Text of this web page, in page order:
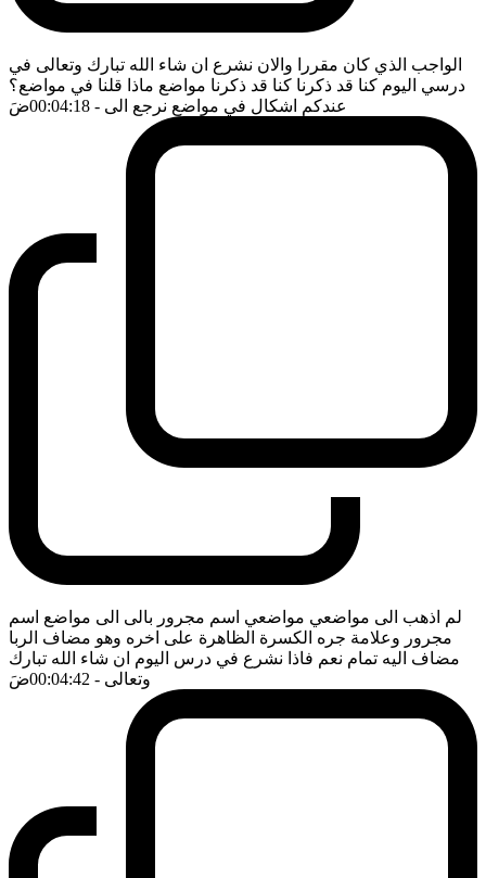
الواجب الذي كان مقررا والان نشرع ان شاء الله تبارك وتعالى في
درسي اليوم كنا قد ذكرنا كنا قد ذكرنا مواضع ماذا قلنا في مواضع؟
عندكم اشكال في مواضع نرجع الى - 00:04:18 ضَ
لم اذهب الى مواضعي مواضعي اسم مجرور بالى الى مواضع اسم
مجرور وعلامة جره الكسرة الظاهرة على اخره وهو مضاف الربا
مضاف اليه تمام نعم فاذا نشرع في درس اليوم ان شاء الله تبارك
وتعالى - 00:04:42 ضَ